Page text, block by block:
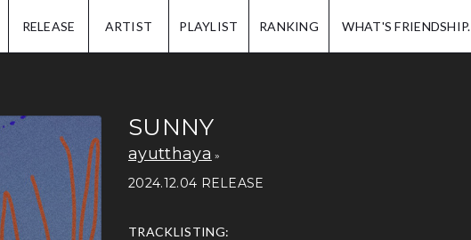
RELEASE ARTIST PLAYLIST RANKING WHAT'S FRIENDSHIP.
SUNNY
ayutthaya
2024.12.04 RELEASE
TRACKLISTING: